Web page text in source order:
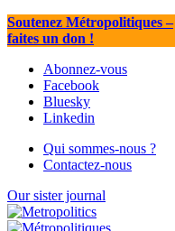
Soutenez Métropolitiques–
faites un don !
Abonnez-vous
Facebook
Bluesky
Linkedin
Qui sommes-nous ?
Contactez-nous
Our sister journal